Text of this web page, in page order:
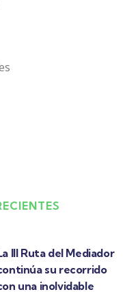
III Ruta del Mediador
su recorrido
una inolvidable